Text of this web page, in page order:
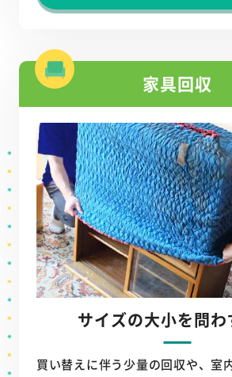
家具回収
サイズの大小を問わ
買い替えに伴う少量の回収や、室